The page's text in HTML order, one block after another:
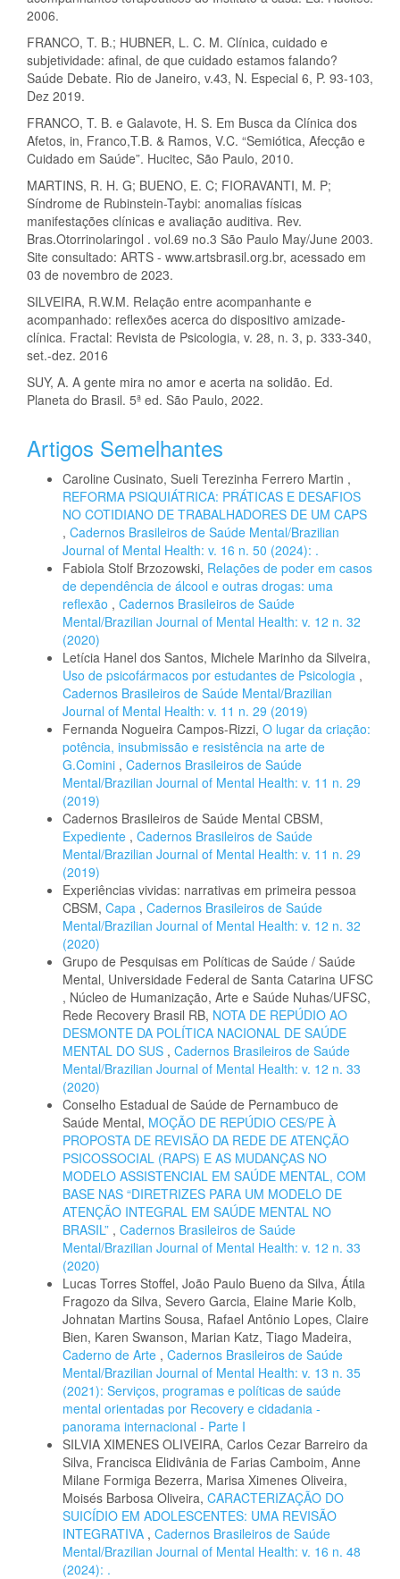
2006.
FRANCO, T. B.; HUBNER, L. C. M. Clínica, cuidado e
subjetividade: afinal, de que cuidado estamos falando?
Saúde Debate. Rio de Janeiro, v.43, N. Especial 6, P. 93-103,
Dez 2019.
FRANCO, T. B. e Galavote, H. S. Em Busca da Clínica dos
Afetos, in, Franco,T.B. & Ramos, V.C. “Semiótica, Afecção e
Cuidado em Saúde”. Hucitec, São Paulo, 2010.
MARTINS, R. H. G; BUENO, E. C; FIORAVANTI, M. P;
Síndrome de Rubinstein-Taybi: anomalias físicas
manifestações clínicas e avaliação auditiva. Rev.
Bras.Otorrinolaringol . vol.69 no.3 São Paulo May/June 2003.
Site consultado: ARTS - www.artsbrasil.org.br, acessado em
03 de novembro de 2023.
SILVEIRA, R.W.M. Relação entre acompanhante e
acompanhado: reflexões acerca do dispositivo amizade-
clínica. Fractal: Revista de Psicologia, v. 28, n. 3, p. 333-340,
set.-dez. 2016
SUY, A. A gente mira no amor e acerta na solidão. Ed.
Planeta do Brasil. 5ª ed. São Paulo, 2022.
Artigos Semelhantes
Caroline Cusinato, Sueli Terezinha Ferrero Martin ,
REFORMA PSIQUIÁTRICA: PRÁTICAS E DESAFIOS
NO COTIDIANO DE TRABALHADORES DE UM CAPS
, Cadernos Brasileiros de Saúde Mental/Brazilian
Journal of Mental Health: v. 16 n. 50 (2024): .
Fabiola Stolf Brzozowski, Relações de poder em casos
de dependência de álcool e outras drogas: uma
reflexão , Cadernos Brasileiros de Saúde
Mental/Brazilian Journal of Mental Health: v. 12 n. 32
(2020)
Letícia Hanel dos Santos, Michele Marinho da Silveira,
Uso de psicofármacos por estudantes de Psicologia ,
Cadernos Brasileiros de Saúde Mental/Brazilian
Journal of Mental Health: v. 11 n. 29 (2019)
Fernanda Nogueira Campos-Rizzi, O lugar da criação:
potência, insubmissão e resistência na arte de
G.Comini , Cadernos Brasileiros de Saúde
Mental/Brazilian Journal of Mental Health: v. 11 n. 29
(2019)
Cadernos Brasileiros de Saúde Mental CBSM,
Expediente , Cadernos Brasileiros de Saúde
Mental/Brazilian Journal of Mental Health: v. 11 n. 29
(2019)
Experiências vividas: narrativas em primeira pessoa
CBSM, Capa , Cadernos Brasileiros de Saúde
Mental/Brazilian Journal of Mental Health: v. 12 n. 32
(2020)
Grupo de Pesquisas em Políticas de Saúde / Saúde
Mental, Universidade Federal de Santa Catarina UFSC
, Núcleo de Humanização, Arte e Saúde Nuhas/UFSC,
Rede Recovery Brasil RB, NOTA DE REPÚDIO AO
DESMONTE DA POLÍTICA NACIONAL DE SAÚDE
MENTAL DO SUS , Cadernos Brasileiros de Saúde
Mental/Brazilian Journal of Mental Health: v. 12 n. 33
(2020)
Conselho Estadual de Saúde de Pernambuco de
Saúde Mental, MOÇÃO DE REPÚDIO CES/PE À
PROPOSTA DE REVISÃO DA REDE DE ATENÇÃO
PSICOSSOCIAL (RAPS) E AS MUDANÇAS NO
MODELO ASSISTENCIAL EM SAÚDE MENTAL, COM
BASE NAS “DIRETRIZES PARA UM MODELO DE
ATENÇÃO INTEGRAL EM SAÚDE MENTAL NO
BRASIL” , Cadernos Brasileiros de Saúde
Mental/Brazilian Journal of Mental Health: v. 12 n. 33
(2020)
Lucas Torres Stoffel, João Paulo Bueno da Silva, Átila
Fragozo da Silva, Severo Garcia, Elaine Marie Kolb,
Johnatan Martins Sousa, Rafael Antônio Lopes, Claire
Bien, Karen Swanson, Marian Katz, Tiago Madeira,
Caderno de Arte , Cadernos Brasileiros de Saúde
Mental/Brazilian Journal of Mental Health: v. 13 n. 35
(2021): Serviços, programas e políticas de saúde
mental orientadas por Recovery e cidadania -
panorama internacional - Parte I
SILVIA XIMENES OLIVEIRA, Carlos Cezar Barreiro da
Silva, Francisca Elidivânia de Farias Camboim, Anne
Milane Formiga Bezerra, Marisa Ximenes Oliveira,
Moisés Barbosa Oliveira, CARACTERIZAÇÃO DO
SUICÍDIO EM ADOLESCENTES: UMA REVISÃO
INTEGRATIVA , Cadernos Brasileiros de Saúde
Mental/Brazilian Journal of Mental Health: v. 16 n. 48
(2024): .